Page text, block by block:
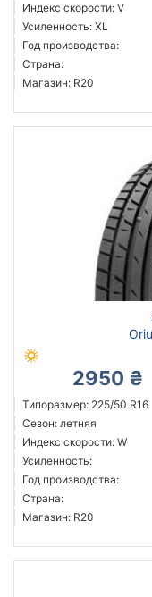
Индекс скорости: V
Усиленность: XL
Год производства:
Страна:
Магазин: R20
2950 ₴
Типоразмер: 225/50 R16
Сезон: летняя
Индекс скорости: W
Усиленность:
Год производства:
Страна:
Магазин: R20